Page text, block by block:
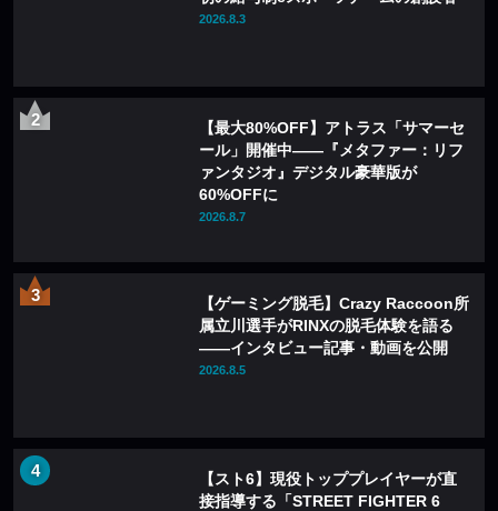
2026.8.3
【最大80%OFF】アトラス「サマーセ
ール」開催中——『メタファー：リフ
ァンタジオ』デジタル豪華版が
60%OFFに
2026.8.7
【ゲーミング脱毛】Crazy Raccoon所
属立川選手がRINXの脱毛体験を語る
——インタビュー記事・動画を公開
2026.8.5
【スト6】現役トッププレイヤーが直
接指導する「STREET FIGHTER 6